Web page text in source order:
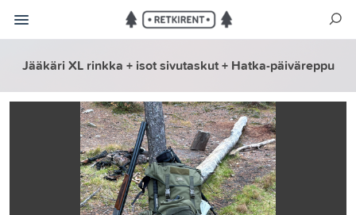
Jääkäri XL rinkka + isot sivutaskut + Hatka-päiväreppu